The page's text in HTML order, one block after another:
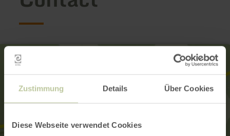
Zustimmung Details Über Cookies
Diese Webseite verwendet Cookies